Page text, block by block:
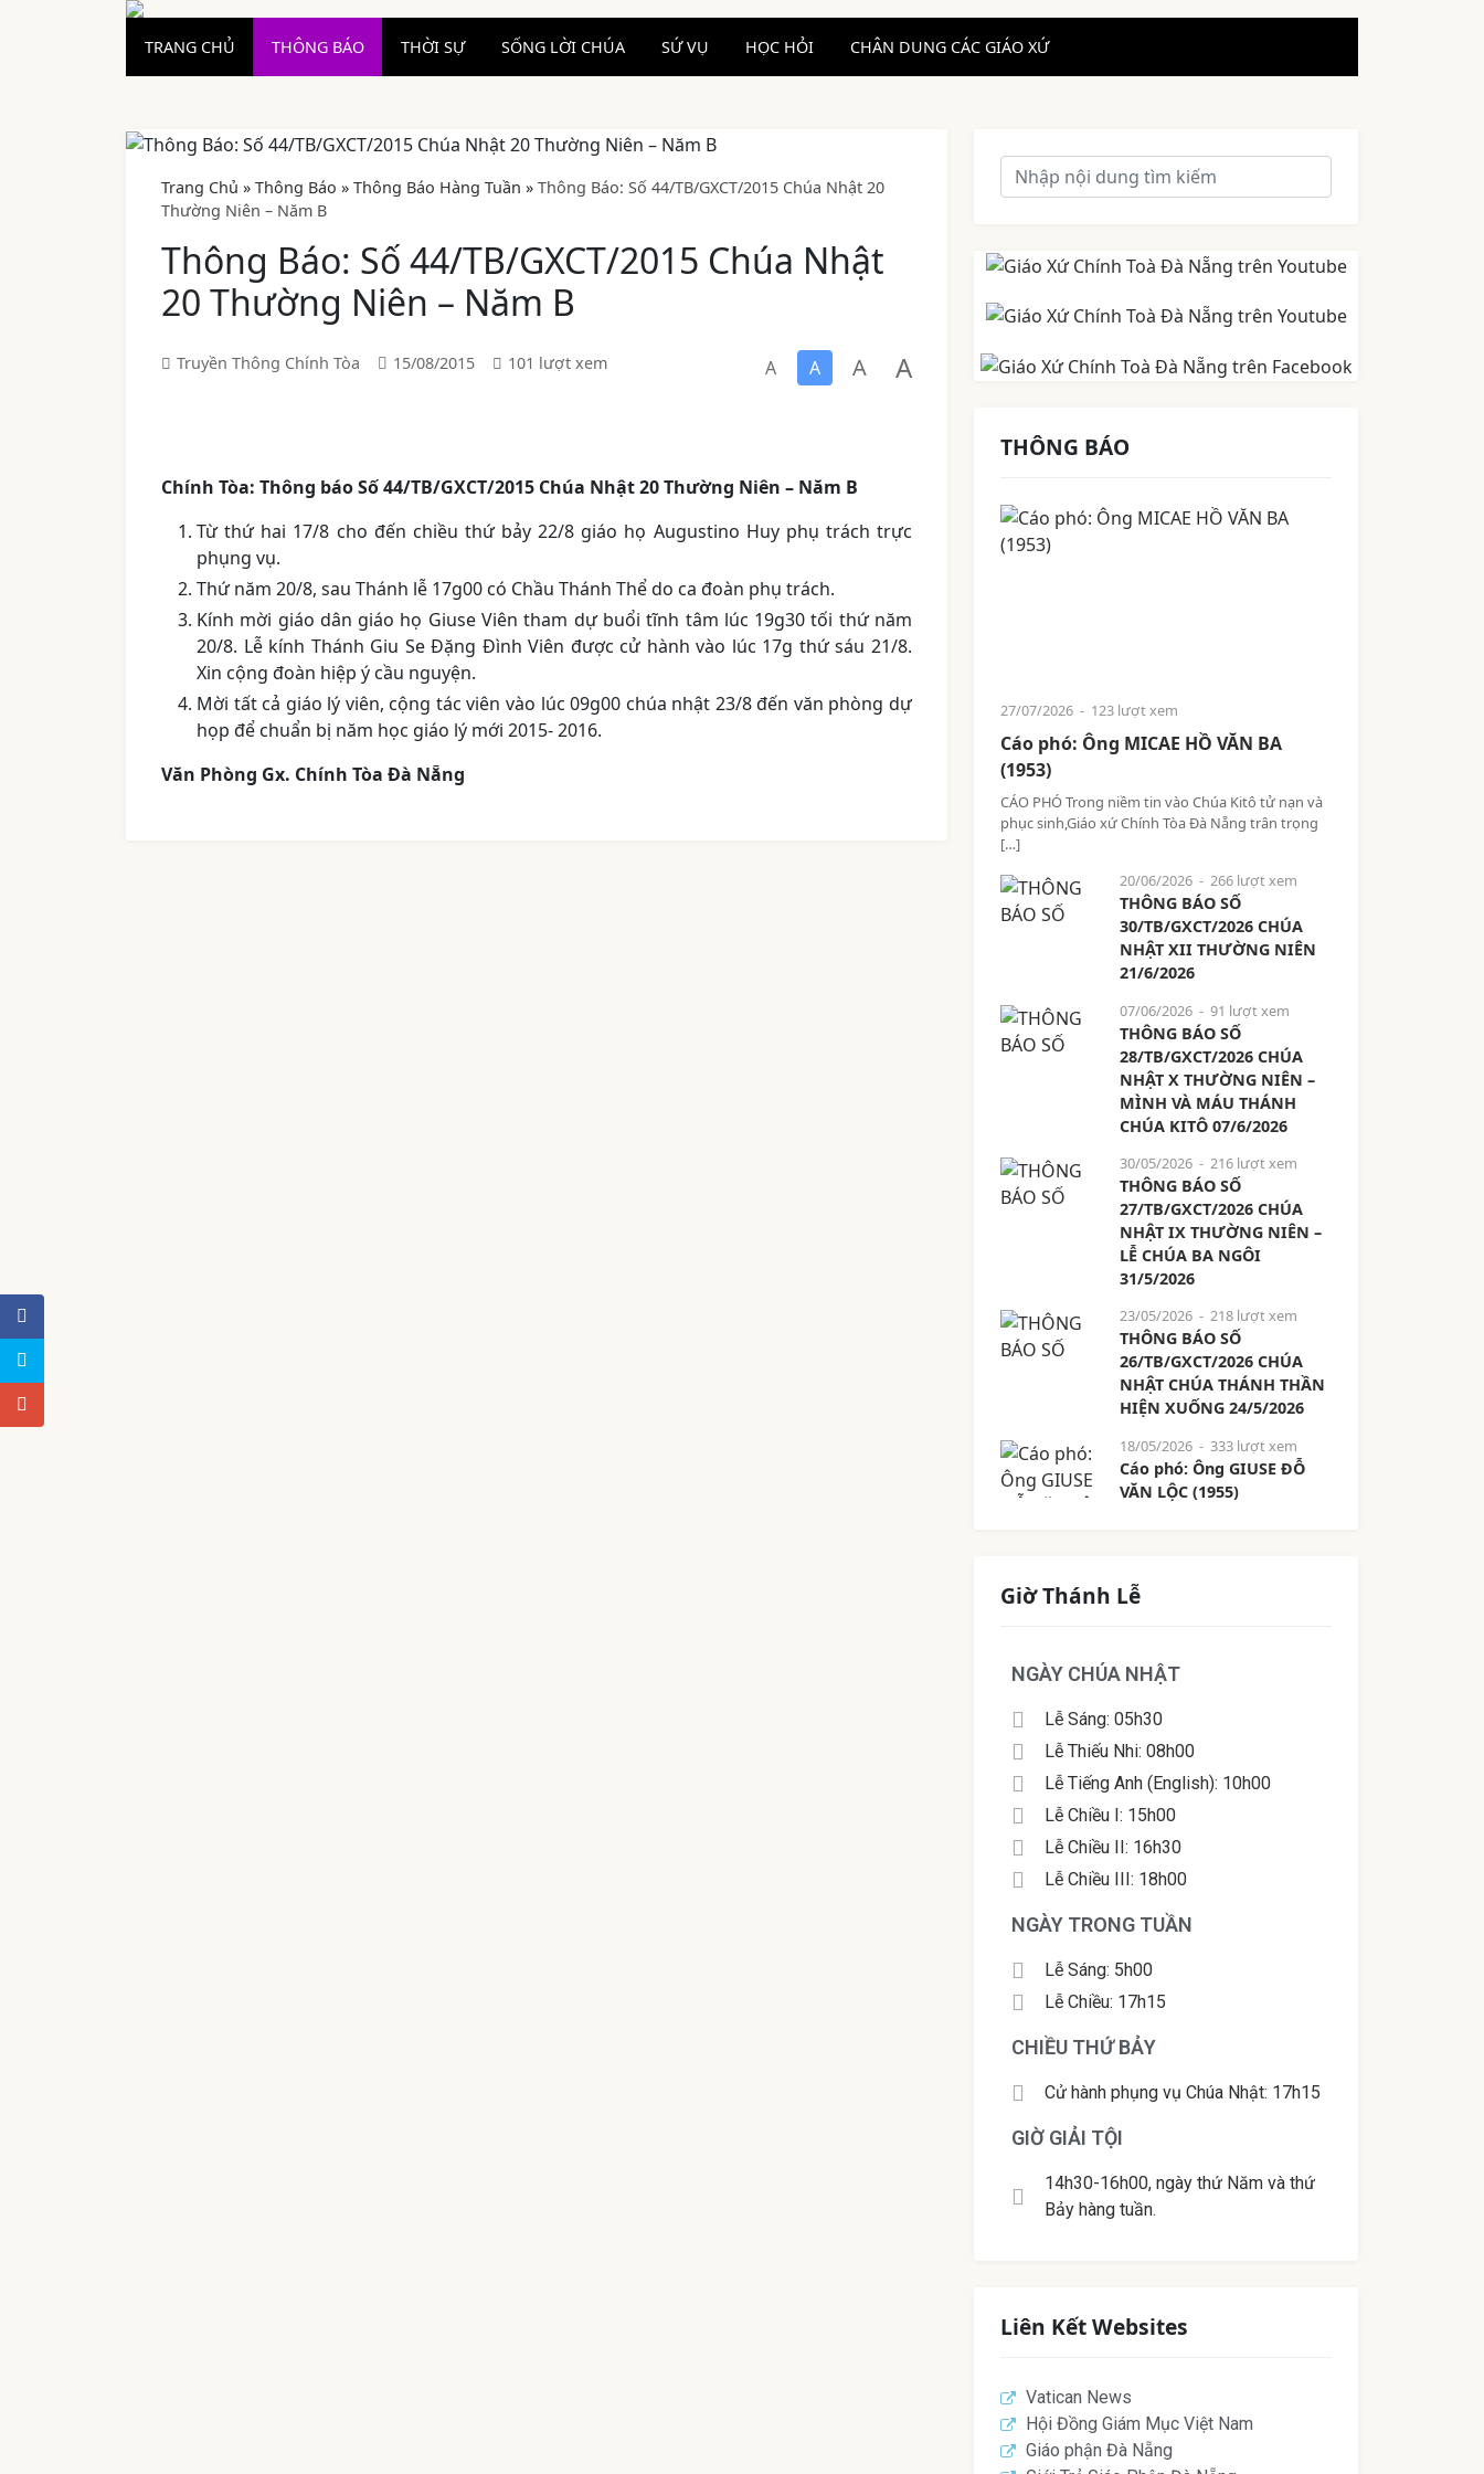
TRANG CHỦ THÔNG BÁO THỜI SỰ SỐNG LỜI CHÚA SỨ VỤ HỌC HỎI CHÂN DUNG CÁC GIÁO XỨ
Trang Chủ » Thông Báo » Thông Báo Hàng Tuần » Thông Báo: Số 44/TB/GXCT/2015 Chúa Nhật 20
Thường Niên – Năm B
Thông Báo: Số 44/TB/GXCT/2015 Chúa Nhật
20 Thường Niên – Năm B
Truyền Thông Chính Tòa 15/08/2015 101 lượt xem A A A A
Chính Tòa: Thông báo Số 44/TB/GXCT/2015 Chúa Nhật 20 Thường Niên – Năm B
Từ thứ hai 17/8 cho đến chiều thứ bảy 22/8 giáo họ Augustino Huy phụ trách trực
phụng vụ.
Thứ năm 20/8, sau Thánh lễ 17g00 có Chầu Thánh Thể do ca đoàn phụ trách.
Kính mời giáo dân giáo họ Giuse Viên tham dự buổi tĩnh tâm lúc 19g30 tối thứ năm
20/8. Lễ kính Thánh Giu Se Đặng Đình Viên được cử hành vào lúc 17g thứ sáu 21/8.
Xin cộng đoàn hiệp ý cầu nguyện.
Mời tất cả giáo lý viên, cộng tác viên vào lúc 09g00 chúa nhật 23/8 đến văn phòng dự
họp để chuẩn bị năm học giáo lý mới 2015- 2016.
Văn Phòng Gx. Chính Tòa Đà Nẵng
THÔNG BÁO
27/07/2026 - 123 lượt xem
Cáo phó: Ông MICAE HỒ VĂN BA
(1953)
CÁO PHÓ Trong niềm tin vào Chúa Kitô tử nạn và
phục sinh,Giáo xứ Chính Tòa Đà Nẵng trân trọng
[…]
20/06/2026- 266 lượt xem
THÔNG BÁO SỐ
30/TB/GXCT/2026 CHÚA
NHẬT XII THƯỜNG NIÊN
21/6/2026
07/06/2026- 91 lượt xem
THÔNG BÁO SỐ
28/TB/GXCT/2026 CHÚA
NHẬT X THƯỜNG NIÊN –
MÌNH VÀ MÁU THÁNH
CHÚA KITÔ 07/6/2026
30/05/2026- 216 lượt xem
THÔNG BÁO SỐ
27/TB/GXCT/2026 CHÚA
NHẬT IX THƯỜNG NIÊN –
LỄ CHÚA BA NGÔI
31/5/2026
23/05/2026- 218 lượt xem
THÔNG BÁO SỐ
26/TB/GXCT/2026 CHÚA
NHẬT CHÚA THÁNH THẦN
HIỆN XUỐNG 24/5/2026
18/05/2026- 333 lượt xem
Cáo phó: Ông GIUSE ĐỖ
VĂN LỘC (1955)
Giờ Thánh Lễ
NGÀY CHÚA NHẬT
Lễ Sáng: 05h30
Lễ Thiếu Nhi: 08h00
Lễ Tiếng Anh (English): 10h00
Lễ Chiều I: 15h00
Lễ Chiều II: 16h30
Lễ Chiều III: 18h00
NGÀY TRONG TUẦN
Lễ Sáng: 5h00
Lễ Chiều: 17h15
CHIỀU THỨ BẢY
Cử hành phụng vụ Chúa Nhật: 17h15
GIỜ GIẢI TỘI
14h30-16h00, ngày thứ Năm và thứ
Bảy hàng tuần.
Liên Kết Websites
Vatican News
Hội Đồng Giám Mục Việt Nam
Giáo phận Đà Nẵng